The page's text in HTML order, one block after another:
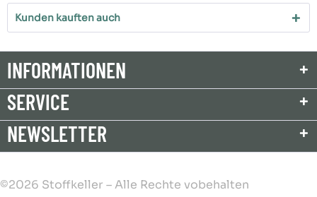
Kunden kauften auch
INFORMATIONEN
SERVICE
NEWSLETTER
©2026 Stoffkeller – Alle Rechte vobehalten